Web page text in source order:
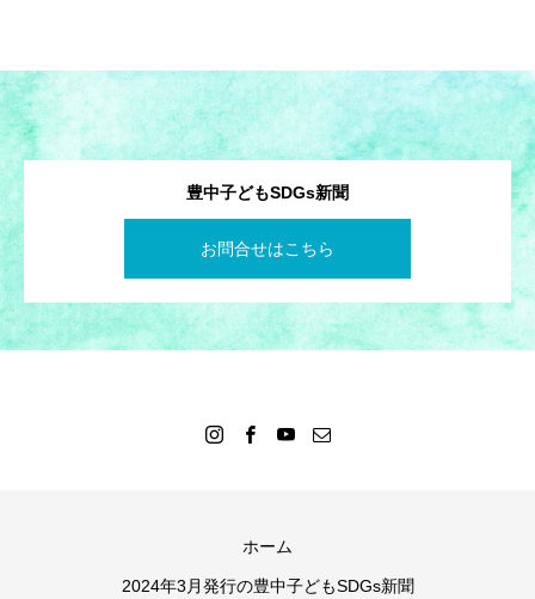
豊中子どもSDGs新聞
お問合せはこちら
ホーム
2024年3月発行の豊中子どもSDGs新聞